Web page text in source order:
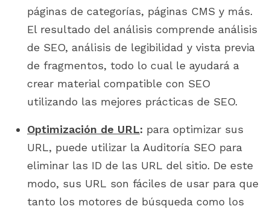
páginas de categorías, páginas CMS y más.
El resultado del análisis comprende análisis
de SEO, análisis de legibilidad y vista previa
de fragmentos, todo lo cual le ayudará a
crear material compatible con SEO
utilizando las mejores prácticas de SEO.
Optimización de URL: para optimizar sus
URL, puede utilizar la Auditoría SEO para
eliminar las ID de las URL del sitio. De este
modo, sus URL son fáciles de usar para que
tanto los motores de búsqueda como los